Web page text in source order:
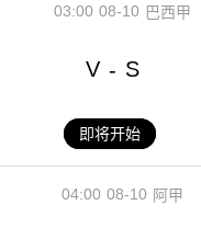
08-10
03:00 巴西甲
V - S
即将开始
08-10
04:00 阿甲